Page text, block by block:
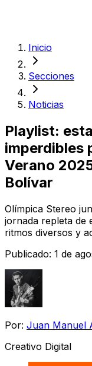
Inicio
Secciones
Noticias
Playlist:
imperdibles
Verano
Bolívar
Olímpica Stereo
jornada repleta de
ritmos diversos y
Publicado: 1 de
Por: Juan Manuel
Creativo Digital